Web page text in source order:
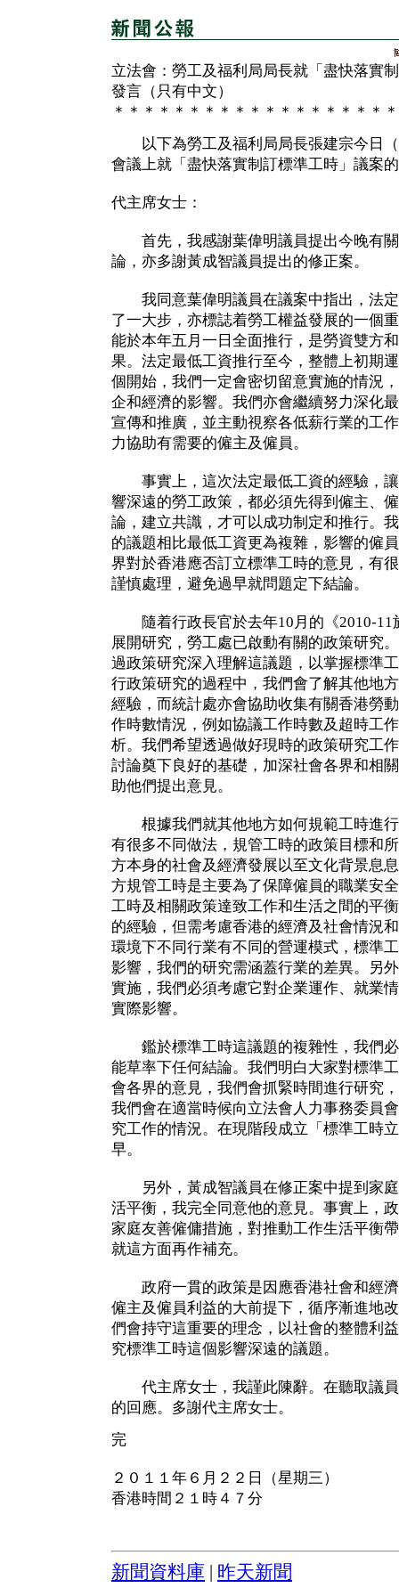
立法會：勞工及福利局局長就「盡快落實
發言（只有中文）
＊＊＊＊＊＊＊＊＊＊＊＊＊＊＊＊＊＊
以下為勞工及福利局局長張建宗今日（
會議上就「盡快落實制訂標準工時」議案
代主席女士：
首先，我感謝葉偉明議員提出今晚有關
論，亦多謝黃成智議員提出的修正案。
我同意葉偉明議員在議案中指出，法定
了一大步，亦標誌着勞工權益發展的一個
能於本年五月一日全面推行，是勞資雙方
果。法定最低工資推行至今，整體上初期
個開始，我們一定會密切留意實施的情況
企和經濟的影響。我們亦會繼續努力深化
宣傳和推廣，並主動視察各低薪行業的工
力協助有需要的僱主及僱員。
事實上，這次法定最低工資的經驗，讓
響深遠的勞工政策，都必須先得到僱主、
論，建立共識，才可以成功制定和推行。
的議題相比最低工資更為複雜，影響的僱
界對於香港應否訂立標準工時的意見，有
謹慎處理，避免過早就問題定下結論。
隨着行政長官於去年10月的《2010-11
展開研究，勞工處已啟動有關的政策研究
過政策研究深入理解這議題，以掌握標準
行政策研究的過程中，我們會了解其他地
經驗，而統計處亦會協助收集有關香港勞
作時數情況，例如協議工作時數及超時工
析。我們希望透過做好現時的政策研究工
討論奠下良好的基礎，加深社會各界和相
助他們提出意見。
根據我們就其他地方如何規範工時進行
有很多不同做法，規管工時的政策目標和
方本身的社會及經濟發展以至文化背景息
方規管工時是主要為了保障僱員的職業安
工時及相關政策達致工作和生活之間的平
的經驗，但需考慮香港的經濟及社會情況
環境下不同行業有不同的營運模式，標準
影響，我們的研究需涵蓋行業的差異。另
實施，我們必須考慮它對企業運作、就業
實際影響。
鑑於標準工時這議題的複雜性，我們必
能草率下任何結論。我們明白大家對標準
會各界的意見，我們會抓緊時間進行研究
我們會在適當時候向立法會人力事務委員
究工作的情況。在現階段成立「標準工時
早。
另外，黃成智議員在修正案中提到家庭
活平衡，我完全同意他的意見。事實上，
家庭友善僱傭措施，對推動工作生活平衡
就這方面再作補充。
政府一貫的政策是因應香港社會和經濟
僱主及僱員利益的大前提下，循序漸進地
們會持守這重要的理念，以社會的整體利
究標準工時這個影響深遠的議題。
代主席女士，我謹此陳辭。在聽取議員
的回應。多謝代主席女士。
完
２０１１年６月２２日（星期三）
香港時間２１時４７分
新聞資料庫 昨天新聞